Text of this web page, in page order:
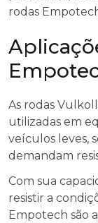
rodas
As rodas
utilizadas em
veículos leves,
demandam
Com sua
resistir a
Empotech são